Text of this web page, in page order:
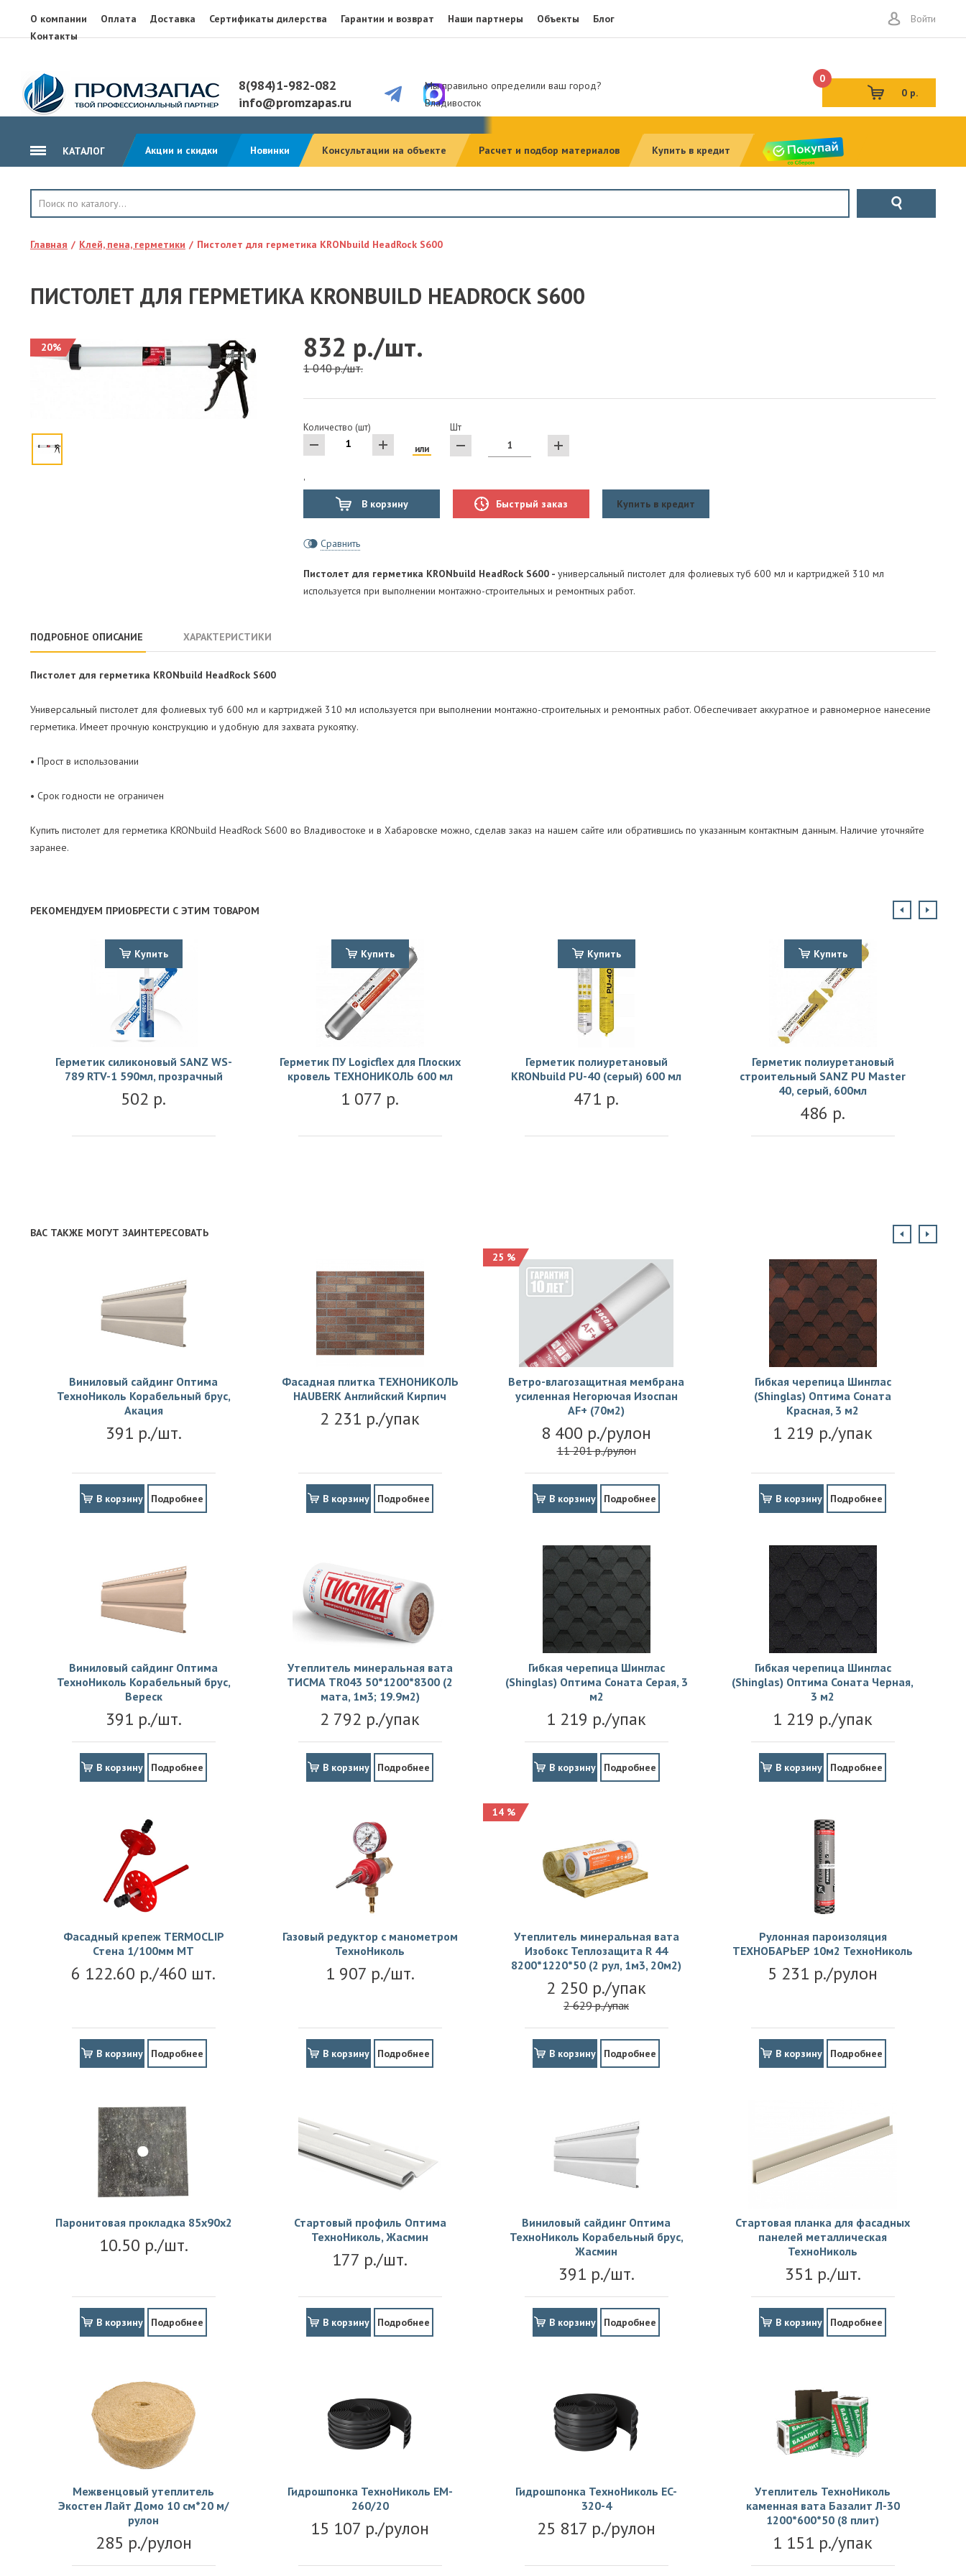
О компании Оплата Доставка Сертификаты дилерства Гарантии и возврат Наши партнеры Объекты
Блог
Контакты
Войти
8(984)1-982-082
info@promzapas.ru
Мы правильно определили ваш город?
Владивосток
0
0 р.
КАТАЛОГ Акции и скидки Новинки Консультации на объекте Расчет и подбор материалов Купить в кредит
ГИДРОИЗОЛЯЦИЯ
ТЕПЛОИЗОЛЯЦИЯ
КЛЕЙ, ПЕНА, ГЕРМЕТИКИ
ПАРОИЗОЛЯЦИЯ И ГИДРОВЕТРОЗАЩИТА
ОГНЕЗАЩИТА, МАТЫ
КРЕПЕЖИ
ГИДРОШПОНКИ
Главная Клей, пена, герметики Пистолет для герметика KRONbuild HeadRock S600
ПИСТОЛЕТ ДЛЯ ГЕРМЕТИКА KRONBUILD HEADROCK S600
20% 832 р./шт.
1 040 р./шт.
Количество (шт)
или
Шт
'
В корзину Быстрый заказ Купить в кредит
Сравнить
Пистолет для герметика KRONbuild HeadRock S600 - универсальный пистолет для фолиевых туб 600 мл и картриджей 310 мл
используется при выполнении монтажно-строительных и ремонтных работ.
ПОДРОБНОЕ ОПИСАНИЕ ХАРАКТЕРИСТИКИ
Пистолет для герметика KRONbuild HeadRock S600
Универсальный пистолет для фолиевых туб 600 мл и картриджей 310 мл используется при выполнении монтажно-строительных и ремонтных работ. Обеспечивает аккуратное и равномерное нанесение
герметика. Имеет прочную конструкцию и удобную для захвата рукоятку.
• Прост в использовании
• Срок годности не ограничен
Купить пистолет для герметика KRONbuild HeadRock S600 во Владивостоке и в Хабаровске можно, сделав заказ на нашем сайте или обратившись по указанным контактным данным. Наличие уточняйте
заранее.
РЕКОМЕНДУЕМ ПРИОБРЕСТИ С ЭТИМ ТОВАРОМ
Герметик силиконовый SANZ WS-
789 RTV-1 590мл, прозрачный
502 р.
Купить
Герметик ПУ Logicflex для Плоских
кровель ТЕХНОНИКОЛЬ 600 мл
1 077 р.
Купить
Герметик полиуретановый
KRONbuild PU-40 (серый) 600 мл
471 р.
Купить
Герметик полиуретановый
строительный SANZ PU Master
40, серый, 600мл
486 р.
Купить
ВАС ТАКЖЕ МОГУТ ЗАИНТЕРЕСОВАТЬ
Виниловый сайдинг Оптима
ТехноНиколь Корабельный брус,
Акация
391 р./шт.
В корзину Подробнее
Фасадная плитка ТЕХНОНИКОЛЬ
HAUBERK Английский Кирпич
2 231 р./упак
В корзину Подробнее
25 %
Ветро-влагозащитная мембрана
усиленная Негорючая Изоспан
АF+ (70м2)
8 400 р./рулон
11 201 р./рулон
В корзину Подробнее
Гибкая черепица Шинглас
(Shinglas) Оптима Соната
Красная, 3 м2
1 219 р./упак
В корзину Подробнее
Виниловый сайдинг Оптима
ТехноНиколь Корабельный брус,
Вереск
391 р./шт.
В корзину Подробнее
Утеплитель минеральная вата
ТИСМА TR043 50*1200*8300 (2
мата, 1м3; 19.9м2)
2 792 р./упак
В корзину Подробнее
Гибкая черепица Шинглас
(Shinglas) Оптима Соната Серая, 3
м2
1 219 р./упак
В корзину Подробнее
Гибкая черепица Шинглас
(Shinglas) Оптима Соната Черная,
3 м2
1 219 р./упак
В корзину Подробнее
Фасадный крепеж TERMOCLIP
Стена 1/100мм MT
6 122.60 р./460 шт.
В корзину Подробнее
Газовый редуктор с манометром
ТехноНиколь
1 907 р./шт.
В корзину Подробнее
14 %
Утеплитель минеральная вата
Изобокс Теплозащита R 44
8200*1220*50 (2 рул, 1м3, 20м2)
2 250 р./упак
2 629 р./упак
В корзину Подробнее
Рулонная пароизоляция
ТЕХНОБАРЬЕР 10м2 ТехноНиколь
5 231 р./рулон
В корзину Подробнее
Паронитовая прокладка 85x90x2
10.50 р./шт.
В корзину Подробнее
Стартовый профиль Оптима
ТехноНиколь, Жасмин
177 р./шт.
В корзину Подробнее
Виниловый сайдинг Оптима
ТехноНиколь Корабельный брус,
Жасмин
391 р./шт.
В корзину Подробнее
Стартовая планка для фасадных
панелей металлическая
ТехноНиколь
351 р./шт.
В корзину Подробнее
Межвенцовый утеплитель
Экостен Лайт Домо 10 см*20 м/
рулон
285 р./рулон
Гидрошпонка ТехноНиколь EM-
260/20
15 107 р./рулон
Гидрошпонка ТехноНиколь EC-
320-4
25 817 р./рулон
Утеплитель ТехноНиколь
каменная вата Базалит Л-30
1200*600*50 (8 плит)
1 151 р./упак